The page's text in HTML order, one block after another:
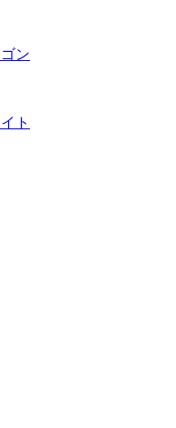
ン
ト